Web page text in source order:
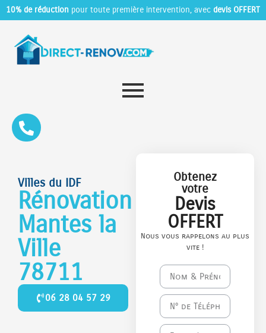
10% de réduction pour toute première intervention, avec devis OFFERT
Villes du IDF
Rénovation
Mantes la
Ville
78711
06 28 04 57 29
Obtenez
votre
Devis
OFFERT
Nous vous rappelons au plus
vite !